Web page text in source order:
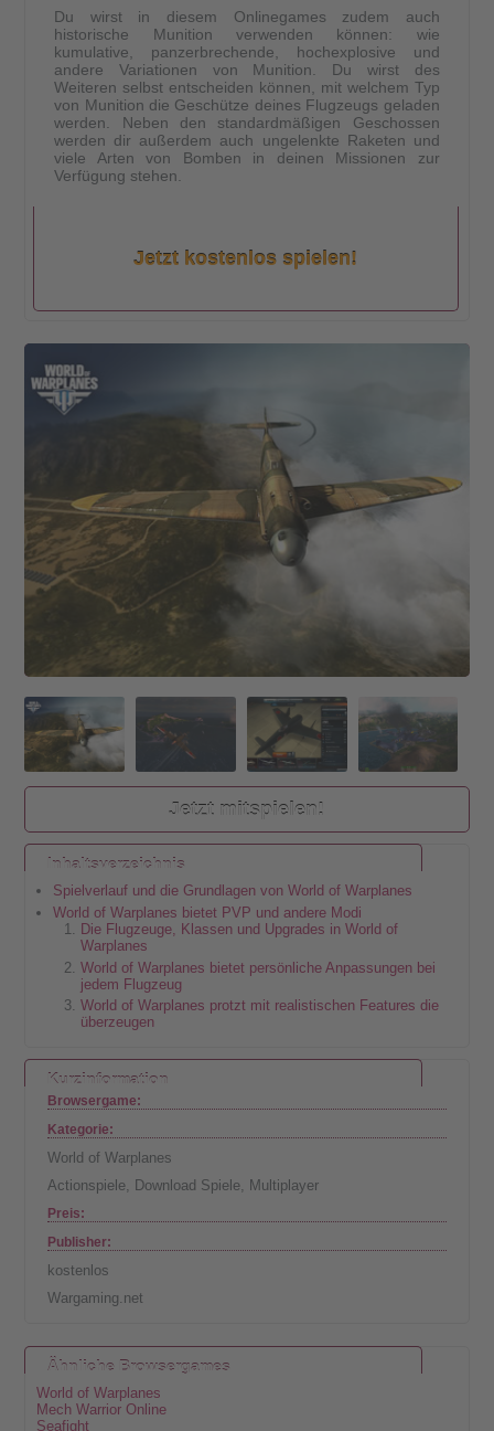
Du wirst in diesem Onlinegames zudem auch
historische Munition verwenden können: wie
kumulative, panzerbrechende, hochexplosive und
andere Variationen von Munition. Du wirst des
Weiteren selbst entscheiden können, mit welchem Typ
von Munition die Geschütze deines Flugzeugs geladen
werden. Neben den standardmäßigen Geschossen
werden dir außerdem auch ungelenkte Raketen und
viele Arten von Bomben in deinen Missionen zur
Verfügung stehen.
Jetzt kostenlos spielen!
Jetzt mitspielen!
Inhaltsverzeichnis
Spielverlauf und die Grundlagen von World of Warplanes
World of Warplanes bietet PVP und andere Modi
Die Flugzeuge, Klassen und Upgrades in World of
Warplanes
World of Warplanes bietet persönliche Anpassungen bei
jedem Flugzeug
World of Warplanes protzt mit realistischen Features die
überzeugen
Kurzinformation
Browsergame:
Kategorie:
World of Warplanes
Actionspiele, Download Spiele, Multiplayer
Preis:
Publisher:
kostenlos
Wargaming.net
Ähnliche Browsergames
World of Warplanes
Mech Warrior Online
Seafight